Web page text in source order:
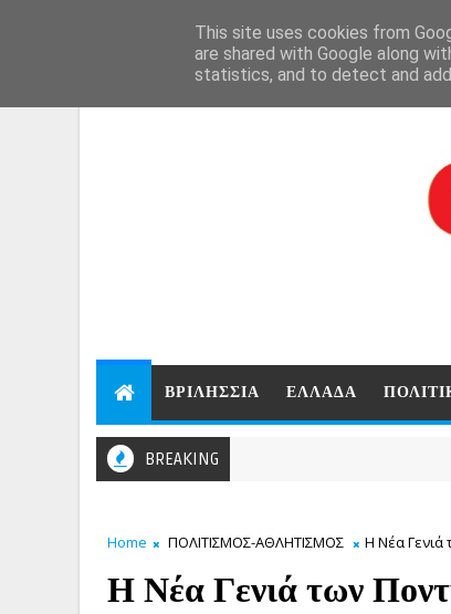
ΒΡΙΛΗΣΣΙΑ ΕΛΛΑΔΑ
BREAKING
Home ΠΟΛΙΤΙΣΜΟΣ-ΑΘΛΗΤΙΣΜΟΣ Η Νέα Γενιά
Η Νέα Γενιά των
This site uses cookies from
are shared with Google along
statistics, and to detect and